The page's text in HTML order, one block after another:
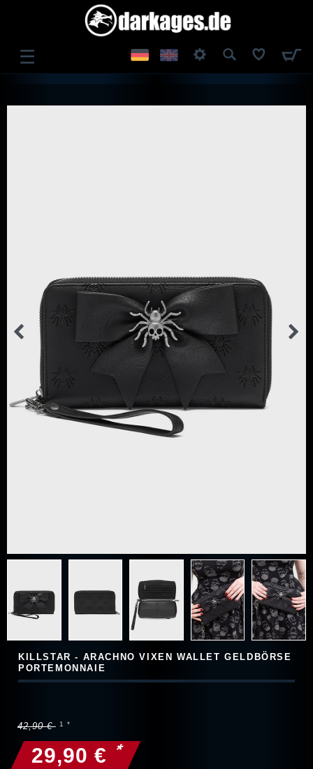
☰
KILLSTAR - ARACHNO VIXEN WALLET GELDBÖRSE
PORTEMONNAIE
42,90 €
29,90 € *